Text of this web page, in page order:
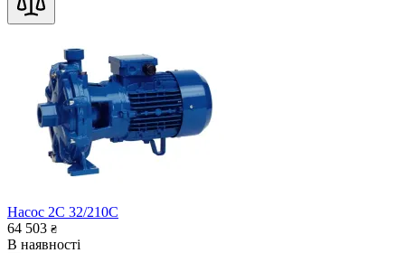
Насос 2C 32/210C
64 503 ₴
В наявності